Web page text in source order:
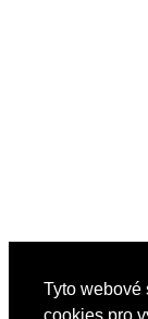
Tyto webové